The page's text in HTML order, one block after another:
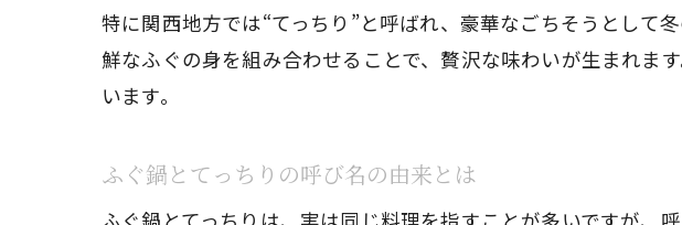
特に関西地方では“てっちり”と呼ばれ、豪華なごちそうとして
鮮なふぐの身を組み合わせることで、贅沢な味わいが生まれま
います。
ふぐ鍋とてっちりの呼び名の由来とは